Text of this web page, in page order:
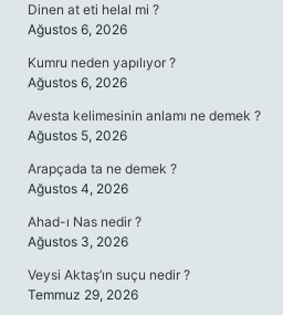
Dinen at eti helal mi ?
Ağustos 6, 2026
Kumru neden yapılıyor ?
Ağustos 6, 2026
Avesta kelimesinin anlamı ne demek ?
Ağustos 5, 2026
Arapçada ta ne demek ?
Ağustos 4, 2026
Ahad-ı Nas nedir ?
Ağustos 3, 2026
Veysi Aktaş’ın suçu nedir ?
Temmuz 29, 2026